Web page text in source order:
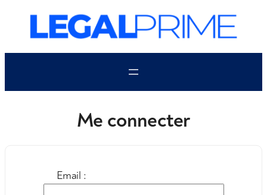
contenu
Me connecter
Email :